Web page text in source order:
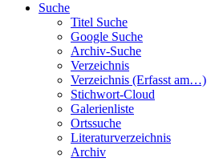
Suche
Titel Suche
Google Suche
Archiv-Suche
Verzeichnis
Verzeichnis (Erfasst am…)
Stichwort-Cloud
Galerienliste
Ortssuche
Literaturverzeichnis
Archiv